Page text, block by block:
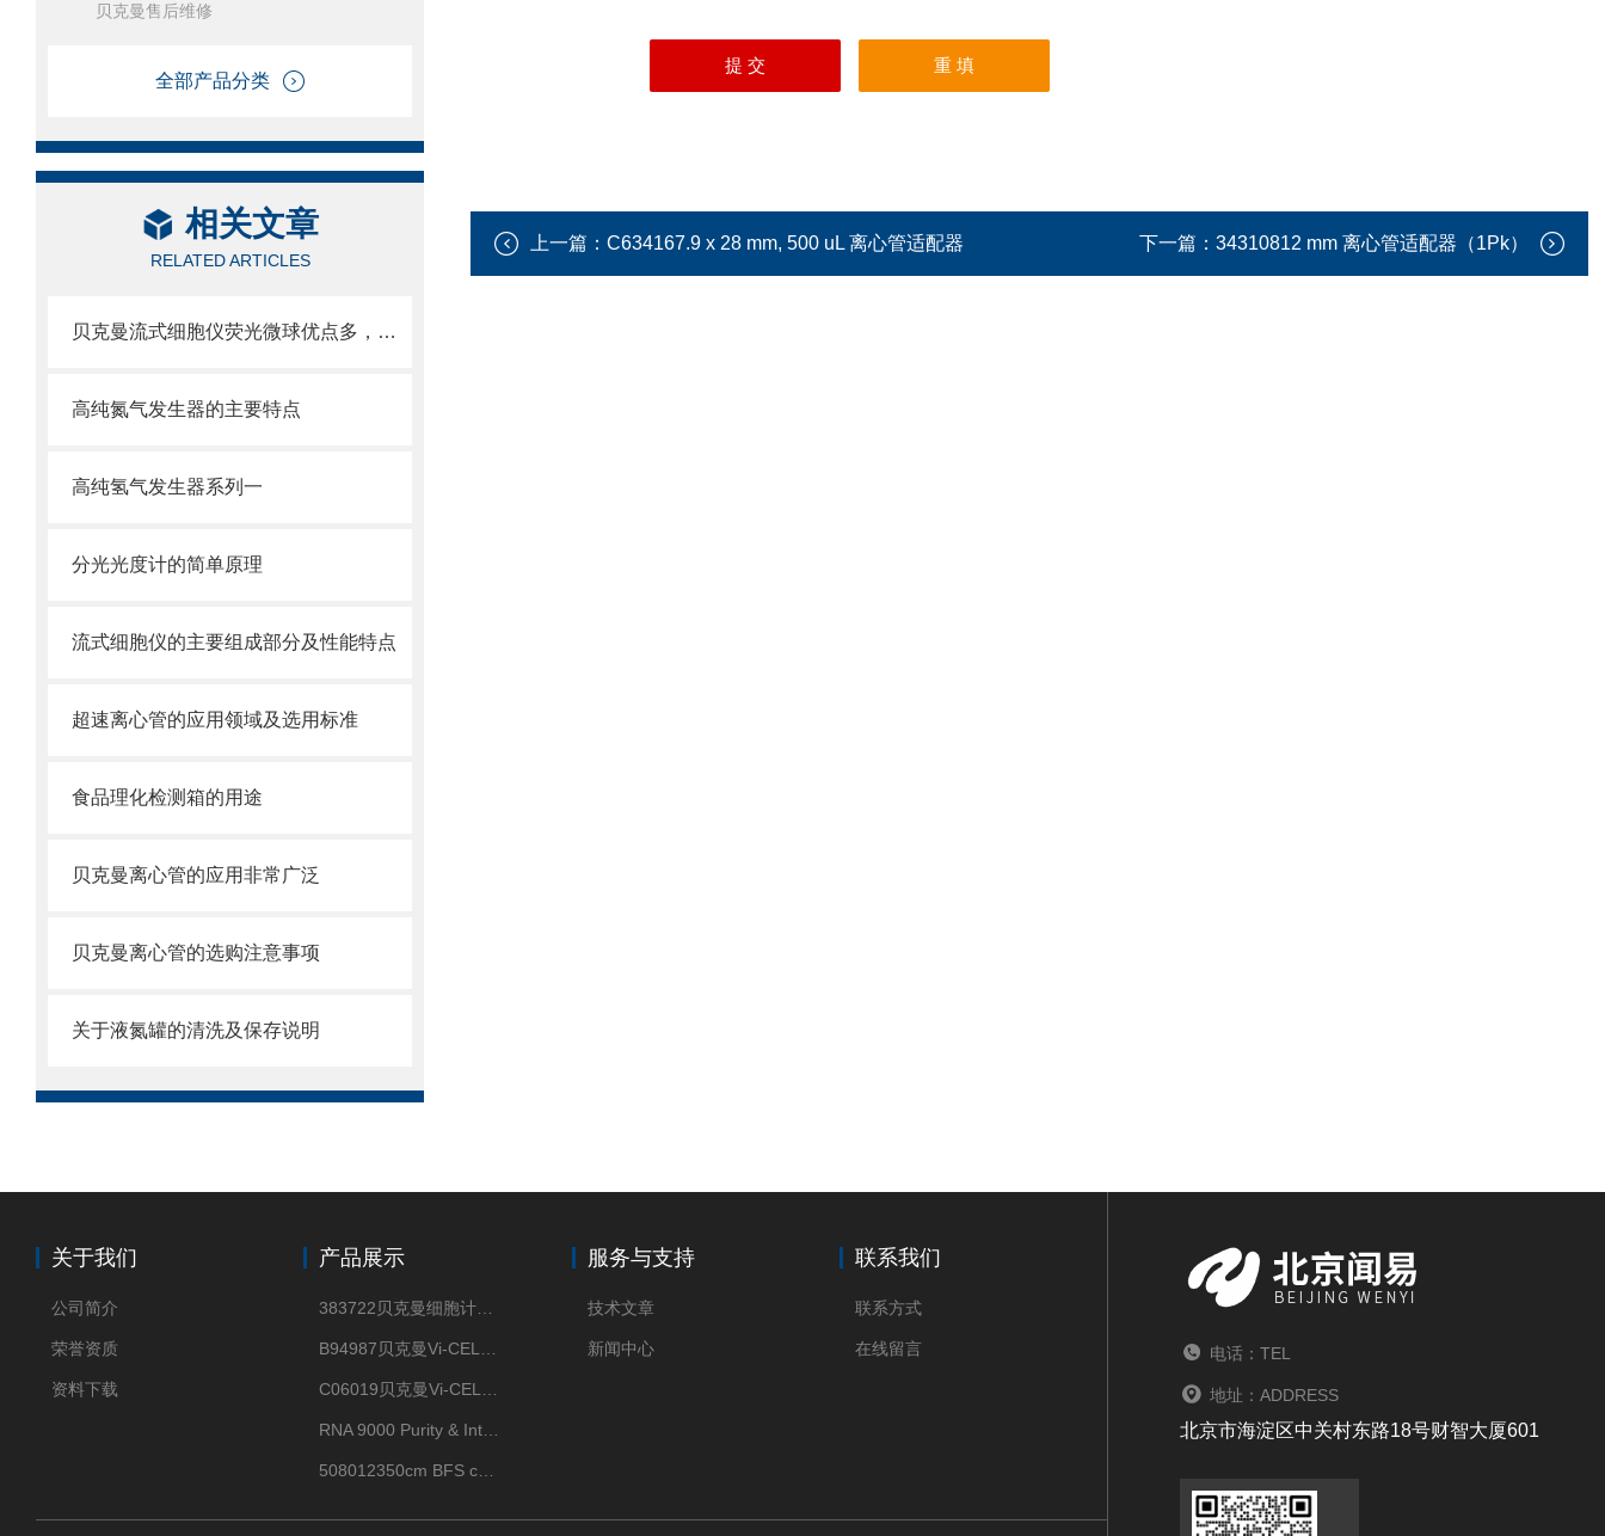
贝克曼售后维修
全部产品分类
相关文章
RELATED ARTICLES
贝克曼流式细胞仪荧光微球优点多，实用效果好
高纯氮气发生器的主要特点
高纯氢气发生器系列一
分光光度计的简单原理
流式细胞仪的主要组成部分及性能特点
超速离心管的应用领域及选用标准
食品理化检测箱的用途
贝克曼离心管的应用非常广泛
贝克曼离心管的选购注意事项
关于液氮罐的清洗及保存说明
上一篇： C634167.9 x 28 mm, 500 uL 离心管适配器 下一篇： 34310812 mm 离心管适配器（1Pk）
关于我们
公司简介
荣誉资质
资料下载
产品展示 服务与支持
技术文章
新闻中心
联系我们
联系方式
在线留言 电话：TEL
地址：ADDRESS
北京市海淀区中关村东路18号财智大厦601